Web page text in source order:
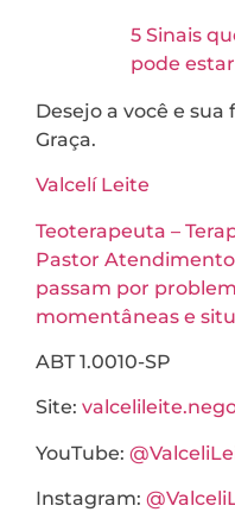
5 Sinais
pode
Desejo a você e
Graça.
Valcelí Leite
Teoterapeuta –
Pastor
passam por
momentâneas e
ABT 1.0010-SP
Site:
YouTube:
Instagram: